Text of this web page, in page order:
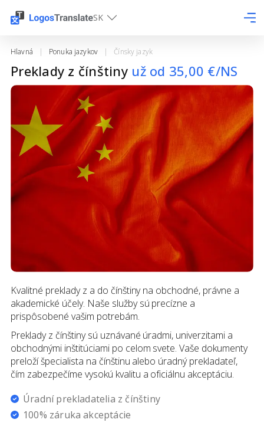
SK
Hlavná | Ponuka jazykov | Čínsky jazyk
Preklady z čínštiny už od 35,00 €/NS
Kvalitné preklady z a do čínštiny na obchodné, právne a
akademické účely. Naše služby sú precízne a
prispôsobené vašim potrebám.
Preklady z čínštiny sú uznávané úradmi, univerzitami a
obchodnými inštitúciami po celom svete. Vaše dokumenty
preloží špecialista na čínštinu alebo úradný prekladateľ,
čím zabezpečíme vysokú kvalitu a oficiálnu akceptáciu.
Úradní prekladatelia z čínštiny
100% záruka akceptácie